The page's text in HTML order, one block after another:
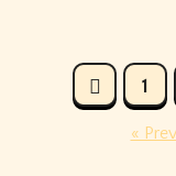
Posts
1
«